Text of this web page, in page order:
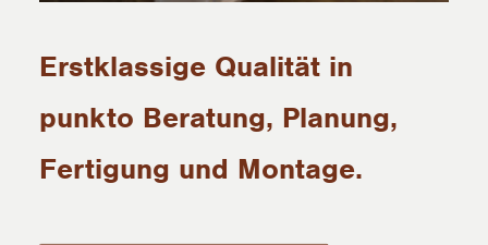
Erstklassige Qualität in
punkto Beratung, Planung,
Fertigung und Montage.